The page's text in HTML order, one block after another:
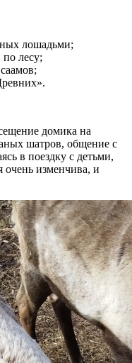
лошадьми;
лесу;
домика на
шатров, общение с
в поездку с детьми,
очень изменчива, и